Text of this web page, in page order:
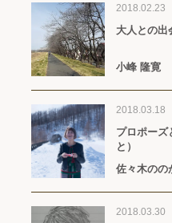
2018.02.23
大人との
小峰 隆寛
2018.03.18
プロポーズ
と）
佐々木のの
2018.03.30